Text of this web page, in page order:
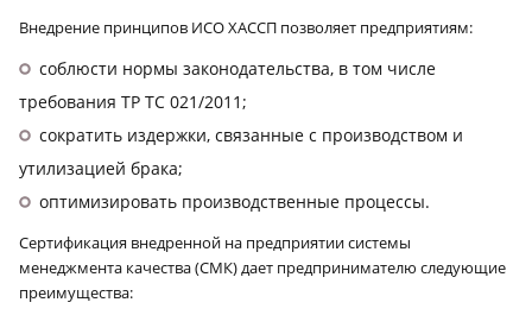
Внедрение принципов ИСО ХАССП позволяет предприятиям:
соблюсти нормы законодательства, в том числе
требования ТР ТС 021/2011;
сократить издержки, связанные с производством и
утилизацией брака;
оптимизировать производственные процессы.
Сертификация внедренной на предприятии системы
менеджмента качества (СМК) дает предпринимателю следующие
преимущества: